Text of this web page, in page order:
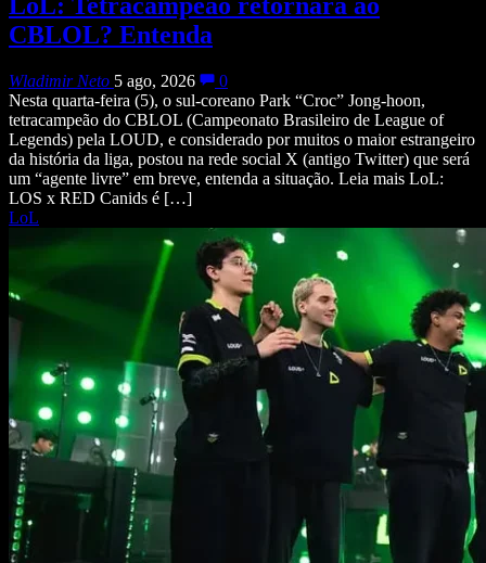
CBLOL? Entenda
Wladimir Neto 5 ago, 2026
0
Nesta quarta-feira (5), o sul-coreano Park “Croc” Jong-hoon,
tetracampeão do CBLOL (Campeonato Brasileiro de League of
Legends) pela LOUD, e considerado por muitos o maior estrangeiro
da história da liga, postou na rede social X (antigo Twitter) que será
um “agente livre” em breve, entenda a situação. Leia mais LoL:
LOS x RED Canids é […]
LoL